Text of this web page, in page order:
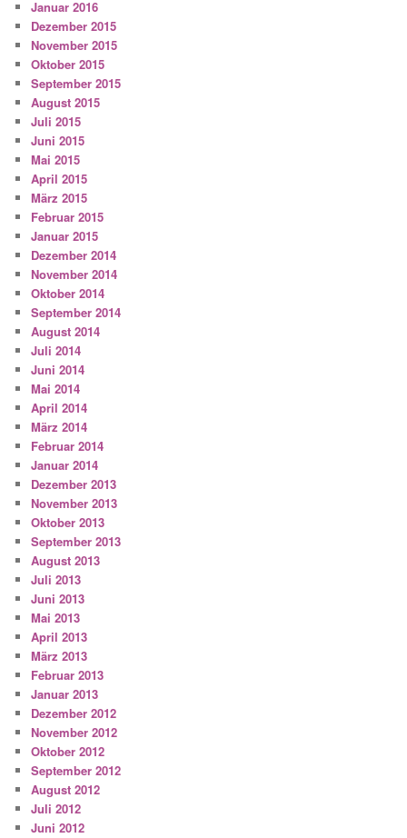
Januar 2016
Dezember 2015
November 2015
Oktober 2015
September 2015
August 2015
Juli 2015
Juni 2015
Mai 2015
April 2015
März 2015
Februar 2015
Januar 2015
Dezember 2014
November 2014
Oktober 2014
September 2014
August 2014
Juli 2014
Juni 2014
Mai 2014
April 2014
März 2014
Februar 2014
Januar 2014
Dezember 2013
November 2013
Oktober 2013
September 2013
August 2013
Juli 2013
Juni 2013
Mai 2013
April 2013
März 2013
Februar 2013
Januar 2013
Dezember 2012
November 2012
Oktober 2012
September 2012
August 2012
Juli 2012
Juni 2012